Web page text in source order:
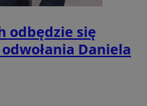
odbędzie się
Daniela